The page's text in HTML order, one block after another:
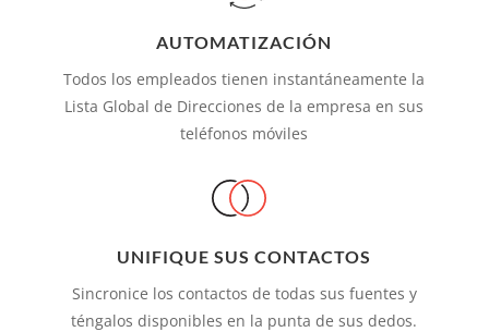
AUTOMATIZACIÓN
Todos los empleados tienen instantáneamente la
Lista Global de Direcciones de la empresa en sus
teléfonos móviles
UNIFIQUE SUS CONTACTOS
Sincronice los contactos de todas sus fuentes y
téngalos disponibles en la punta de sus dedos.